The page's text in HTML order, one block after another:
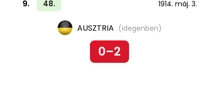
9. 48. 1914. máj. 3.
AUSZTRIA (idegenben)
0–2